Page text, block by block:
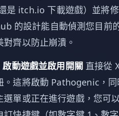
是 itch.io 下載遊戲）並將
的設計能自動偵測您目前
對齊以防止崩潰。
啟動遊戲並啟用開關 直接從
。這將啟動 Pathogenic，
選單或正在進行遊戲，您可